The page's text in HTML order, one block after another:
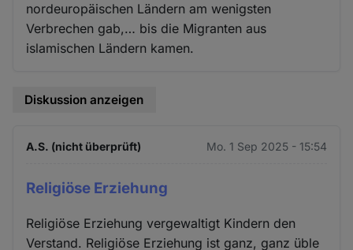
nordeuropäischen Ländern am wenigsten
Verbrechen gab,… bis die Migranten aus
islamischen Ländern kamen.
Diskussion anzeigen
A.S. (nicht überprüft) Mo. 1 Sep 2025 - 15:54
Religiöse Erziehung
Religiöse Erziehung vergewaltigt Kindern den
Verstand. Religiöse Erziehung ist ganz, ganz üble